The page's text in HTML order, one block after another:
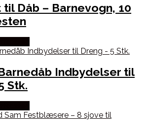
Dåb – Barnevogn, 10
Indbydelser til
Stk.